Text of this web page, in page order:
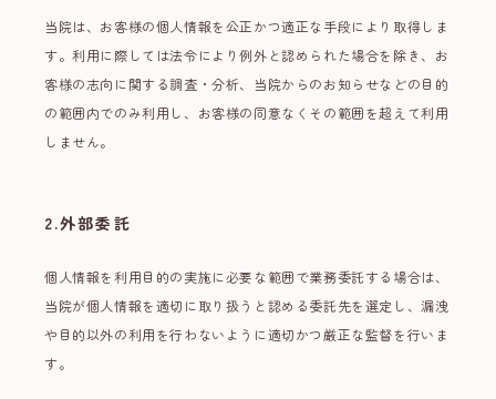
当院は、お客様の個人情報を公正かつ適正な手段により取得しま
す。利用に際しては法令により例外と認められた場合を除き、お
客様の志向に関する調査・分析、当院からのお知らせなどの目的
の範囲内でのみ利用し、お客様の同意なくその範囲を超えて利用
しません。
2.外部委託
個人情報を利用目的の実施に必要な範囲で業務委託する場合は、
当院が個人情報を適切に取り扱うと認める委託先を選定し、漏洩
や目的以外の利用を行わないように適切かつ厳正な監督を行いま
す。
プライバシーポリシー